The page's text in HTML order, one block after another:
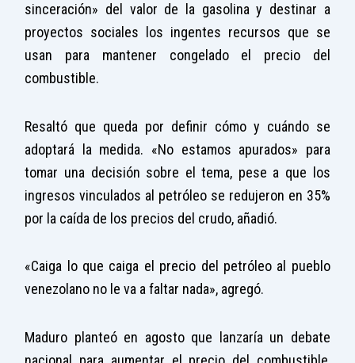
sinceración» del valor de la gasolina y destinar a
proyectos sociales los ingentes recursos que se
usan para mantener congelado el precio del
combustible.
Resaltó que queda por definir cómo y cuándo se
adoptará la medida. «No estamos apurados» para
tomar una decisión sobre el tema, pese a que los
ingresos vinculados al petróleo se redujeron en 35%
por la caída de los precios del crudo, añadió.
«Caiga lo que caiga el precio del petróleo al pueblo
venezolano no le va a faltar nada», agregó.
Maduro planteó en agosto que lanzaría un debate